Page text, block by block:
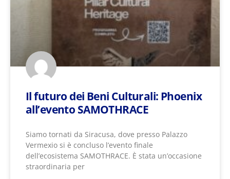
Il futuro dei Beni Culturali: Phoenix
all’evento SAMOTHRACE
Siamo tornati da Siracusa, dove presso Palazzo
Vermexio si è concluso l’evento finale
dell’ecosistema SAMOTHRACE. È stata un’occasione
straordinaria per